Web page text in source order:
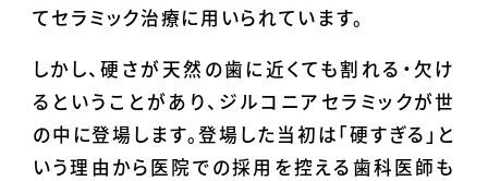
てセラミック治療に用いられています。
しかし、硬さが天然の歯に近くても割れる・欠け
るということがあり、ジルコニアセラミックが世
の中に登場します。登場した当初は「硬すぎる」と
いう理由から医院での採用を控える歯科医師も